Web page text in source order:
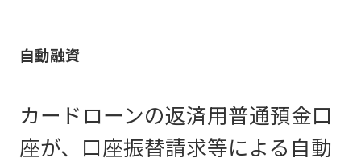
自動融資
カードローンの返済用普通預金口
座が、口座振替請求等による自動